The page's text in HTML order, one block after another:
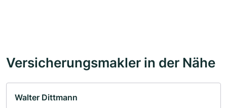
Versicherungsmakler in der Nähe
Walter Dittmann